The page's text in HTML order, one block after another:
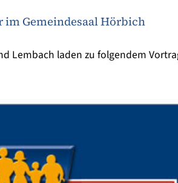
im Gemeindesaal Hörbich
Lembach laden zu folgendem